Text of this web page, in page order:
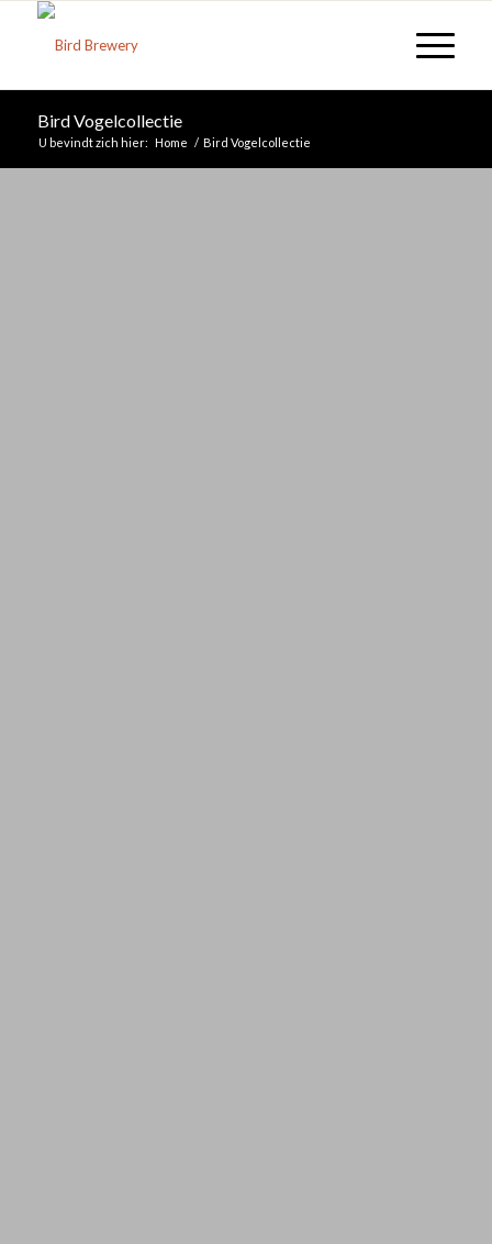
Bird Vogelcollectie
U bevindt zich hier: Home / Bird Vogelcollectie